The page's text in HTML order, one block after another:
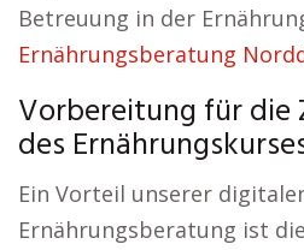
Betreuung in der
Ernährungsberatung
Vorbereitung für die
des
Ein Vorteil unserer
Ernährungsberatung ist